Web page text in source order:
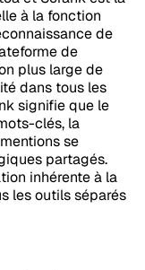
à la fonction
de
de
plus large de
dans tous les
signifie que le
clés, la
se
partagés.
inhérente à la
les outils séparés